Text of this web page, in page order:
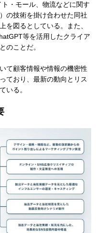
・モール、物流などに関す
の技術を掛け合わせた同社
を図るとしている。また、
等を活用したクライア
のことだ。
て顧客情報や情報の機密性
ており、最新の動向とリス
いる。